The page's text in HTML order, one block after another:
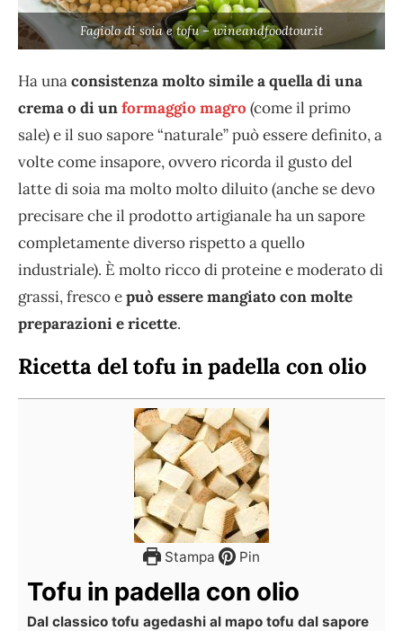
Fagiolo di soia e tofu – wineandfoodtour.it
Ha unaconsistenza molto simile a quella di una
crema o di unformaggio magro (come il primo
sale) e il suo sapore “naturale” può essere definito, a
volte come insapore, ovvero ricorda il gusto del
latte di soia ma molto molto diluito (anche se devo
precisare che il prodotto artigianale ha un sapore
completamente diverso rispetto a quello
industriale). È molto ricco di proteine e moderato di
grassi, fresco epuò essere mangiato con molte
preparazioni e ricette.
Ricetta del tofu in padella con olio
Stampa Pin
Tofu in padella con olio
Dal classico tofu agedashi al mapo tofu dal sapore